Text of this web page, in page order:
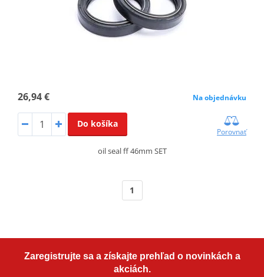
26,94 € Na objednávku
Do košíka
Porovnať
oil seal ff 46mm SET
1
Zaregistrujte sa a získajte prehľad o novinkách a
akciách.